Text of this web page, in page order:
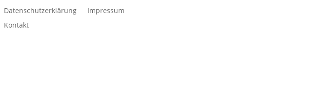
Datenschutzerklärung
Impressum
Kontakt